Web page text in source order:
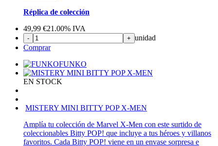
Réplica de colección
49,99 €21.00% IVA
- + unidad
Comprar
FUNKO
EN STOCK
MISTERY MINI BITTY POP X-MEN
Amplía tu colección de Marvel X-Men con este surtido de
coleccionables Bitty POP! que incluye a tus héroes y villanos
favoritos. Cada Bitty POP! viene en un envase sorpresa e